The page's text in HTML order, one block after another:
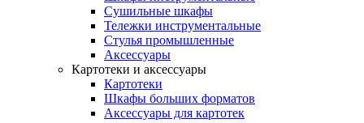
Сушильные шкафы
Тележки инструментальные
Стулья промышленные
Аксессуары
Картотеки и аксессуары
Картотеки
Шкафы больших форматов
Аксессуары для картотек